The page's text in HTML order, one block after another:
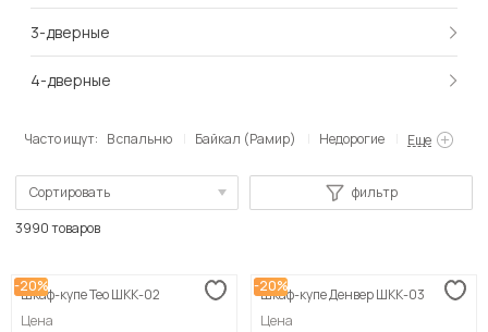
3-дверные
4-дверные
Часто ищут: В спальню Байкал (Рамир) Недорогие Еще
Сортировать
По популярности
Сначала дорогие
фильтр
3990 товаров
-20%
Шкаф-купе Тео ШКК-02
Цена
-20%
Шкаф-купе Денвер ШКК-03
Цена